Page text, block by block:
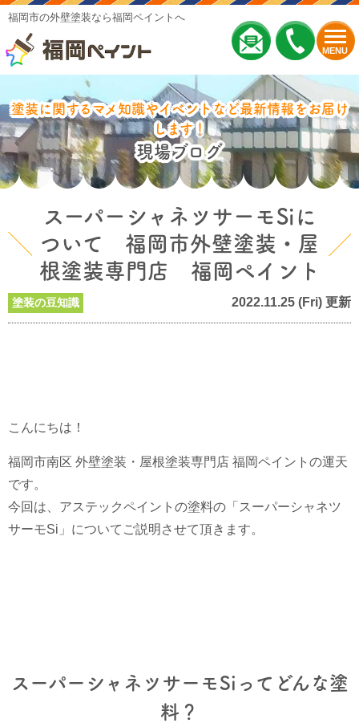
MENU
福岡市の外壁塗装なら福岡ペイントへ
塗装に関するマメ知識やイベントなど最新情報をお届け
します！
現場ブログ
スーパーシャネツサーモSiに
ついて 福岡市外壁塗装・屋
根塗装専門店 福岡ペイント
塗装の豆知識 2022.11.25 (Fri) 更新
こんにちは！
福岡市南区 外壁塗装・屋根塗装専門店 福岡ペイントの運天
です。
今回は、アステックペイントの塗料の「スーパーシャネツ
サーモSi」についてご説明させて頂きます。
スーパーシャネツサーモSiってどんな塗
料？